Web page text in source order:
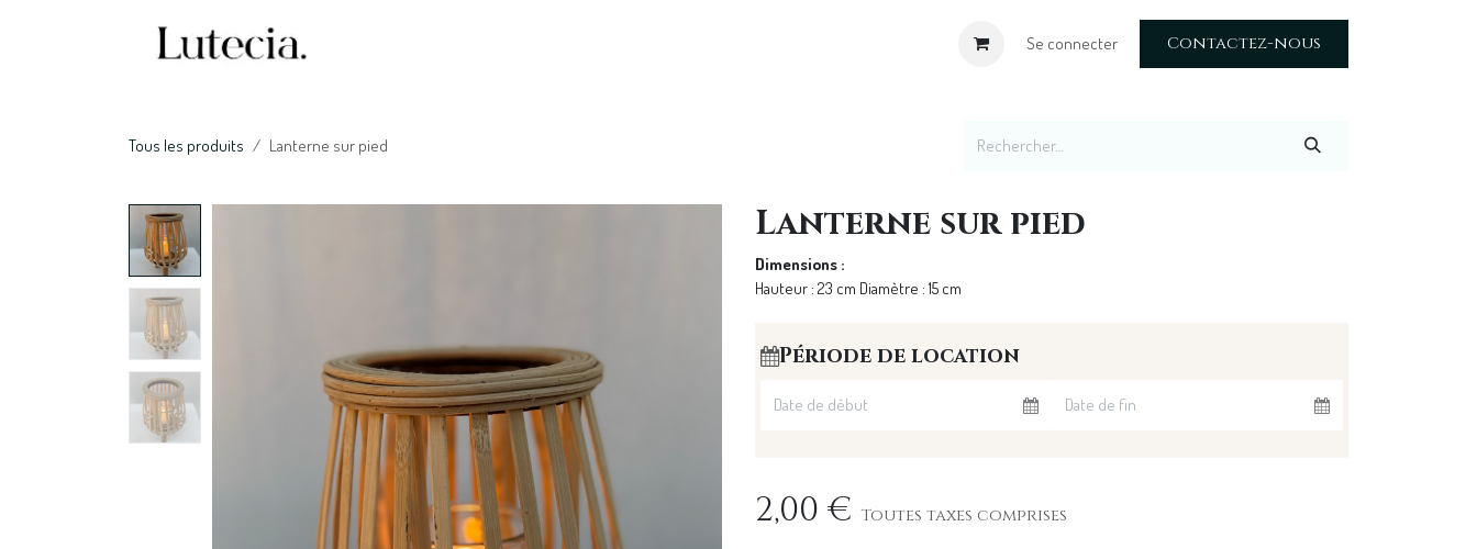
Se connecter Contactez-nous
Tous les produits Lanterne sur pied
Lanterne sur pied
Dimensions :
Hauteur : 23 cm Diamètre : 15 cm
Période de location
2,00 € Toutes taxes comprises